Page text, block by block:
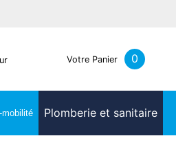
Votre Panier 0
Plomberie et sanitaire